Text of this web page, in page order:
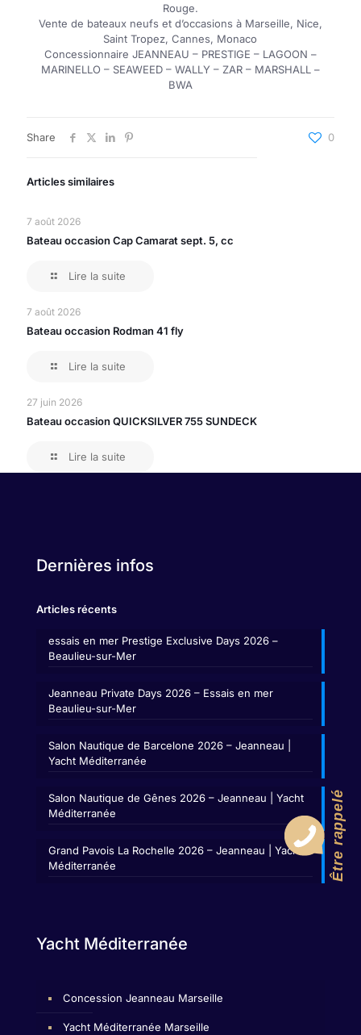
Rouge.
Vente de bateaux neufs et d’occasions à Marseille, Nice,
Saint Tropez, Cannes, Monaco
Concessionnaire JEANNEAU – PRESTIGE – LAGOON –
MARINELLO – SEAWEED – WALLY – ZAR – MARSHALL –
BWA
Share 0
Articles similaires
7 août 2026
Bateau occasion Cap Camarat sept. 5, cc
Lire la suite
7 août 2026
Bateau occasion Rodman 41 fly
Lire la suite
27 juin 2026
Bateau occasion QUICKSILVER 755 SUNDECK
Lire la suite
Dernières infos
Articles récents
essais en mer Prestige Exclusive Days 2026 –
Beaulieu-sur-Mer
Jeanneau Private Days 2026 – Essais en mer
Beaulieu-sur-Mer
Salon Nautique de Barcelone 2026 – Jeanneau |
Yacht Méditerranée
Salon Nautique de Gênes 2026 – Jeanneau | Yacht
Méditerranée
Grand Pavois La Rochelle 2026 – Jeanneau | Yacht
Méditerranée
Yacht Méditerranée
Concession Jeanneau Marseille
Yacht Méditerranée Marseille
Être rappelé